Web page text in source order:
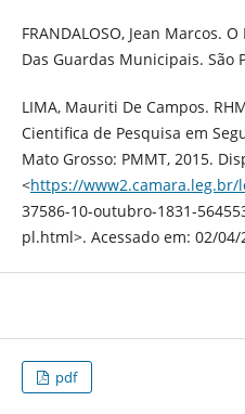
FRANDALOSO, Jean Marcos.
Das Guardas Municipais. São
LIMA, Mauriti De Campos.
Cientifica de Pesquisa em
Mato Grosso: PMMT, 2015.
<https://www2.camara.leg.br/
37586-10-outubro-1831-
pl.html>. Acessado em: 02/04/
pdf